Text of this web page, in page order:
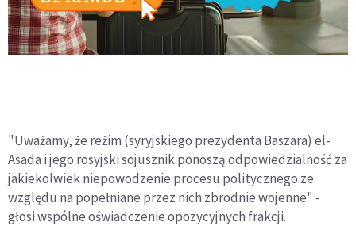
"Uważamy, że reżim (syryjskiego prezydenta Baszara) el-
Asada i jego rosyjski sojusznik ponoszą odpowiedzialność za
jakiekolwiek niepowodzenie procesu politycznego ze
względu na popełniane przez nich zbrodnie wojenne" -
głosi wspólne oświadczenie opozycyjnych frakcji.